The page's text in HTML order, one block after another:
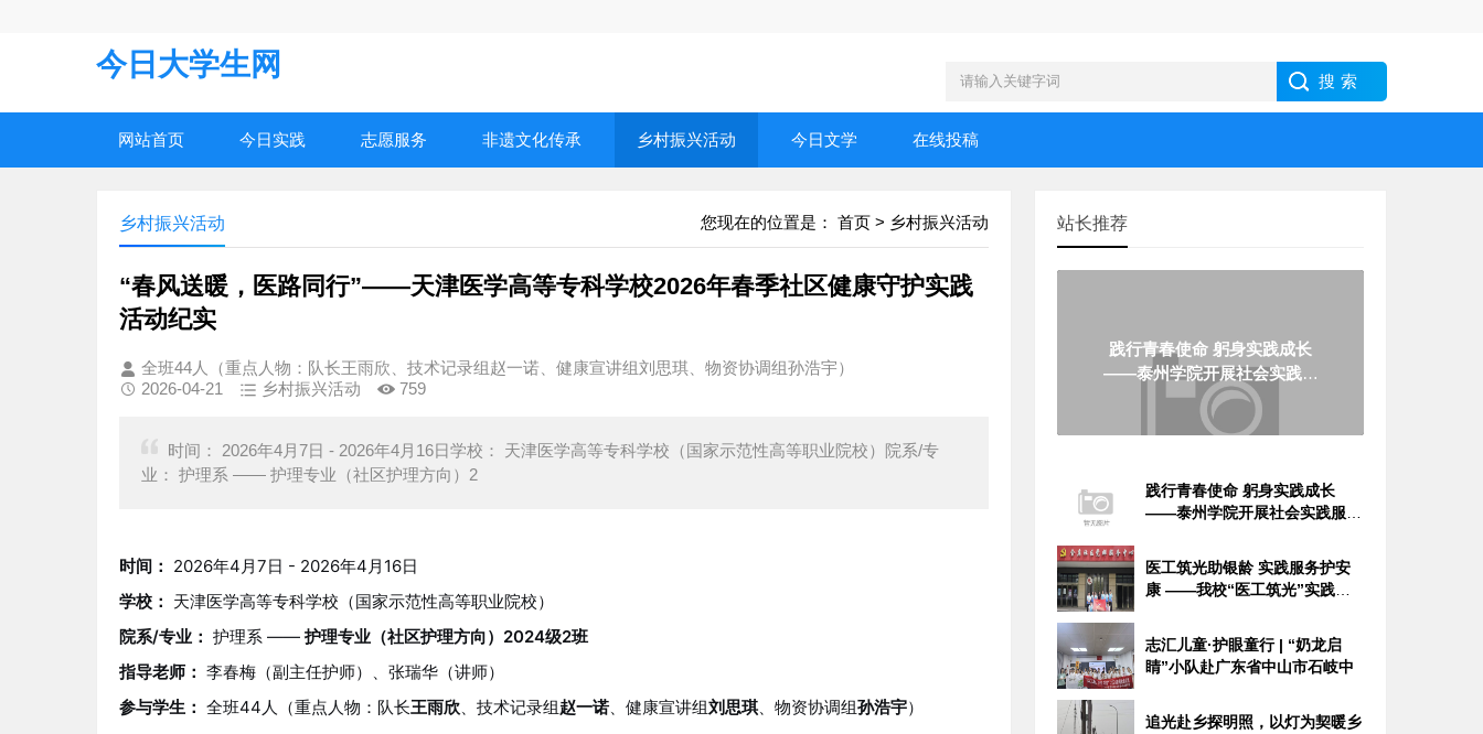
今日大学生网
网站首页 今日实践 志愿服务 非遗文化传承 乡村振兴活动 今日文学 在线投稿
您现在的位置是： 首页 > 乡村振兴活动
乡村振兴活动
“春风送暖，医路同行”——天津医学高等专科学校2026年春季社区健康守护实践
活动纪实
全班44人（重点人物：队长王雨欣、技术记录组赵一诺、健康宣讲组刘思琪、物资协调组孙浩宇）
2026-04-21
乡村振兴活动 759
时间： 2026年4月7日 - 2026年4月16日学校： 天津医学高等专科学校（国家示范性高等职业院校）院系/专
业： 护理系 —— 护理专业（社区护理方向）2
时间： 2026年4月7日 - 2026年4月16日
学校： 天津医学高等专科学校（国家示范性高等职业院校）
院系/专业： 护理系 —— 护理专业（社区护理方向）2024级2班
指导老师： 李春梅（副主任护师）、张瑞华（讲师）
参与学生： 全班44人（重点人物：队长王雨欣、技术记录组赵一诺、健康宣讲组刘思琪、物资协调组孙浩宇）
站长推荐
践行青春使命 躬身实践成长
——泰州学院开展社会实践服
务活动
践行青春使命 躬身实践成长
——泰州学院开展社会实践服务
医工筑光助银龄 实践服务护安
康 ——我校“医工筑光”实践团
志汇儿童·护眼童行 | “奶龙启
睛”小队赴广东省中山市石岐中
追光赴乡探明照，以灯为契暖乡